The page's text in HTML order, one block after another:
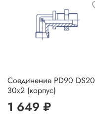
Соединение PD90 DS20
30х2 (корпус)
1 649 ₽